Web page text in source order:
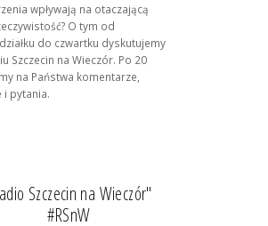
wpływają na otaczającą
O tym od
do czwartku dyskutujemy
Szczecin na Wieczór. Po 20
na Państwa komentarze,
i pytania.
Szczecin na Wieczór"
#RSnW